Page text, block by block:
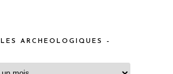
ARCHEOLOGIQUES –